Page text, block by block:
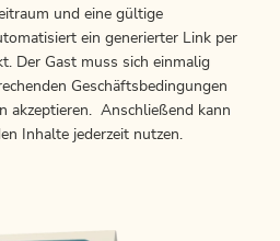
und eine gültige
ein generierter Link per
Der Gast muss sich einmalig
Geschäftsbedingungen
akzeptieren. Anschließend kann
Inhalte jederzeit nutzen.